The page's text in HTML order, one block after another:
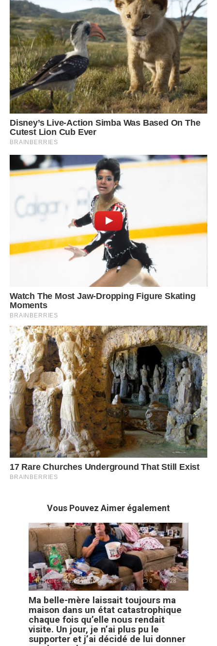
Vous Pouvez Aimer également
Histoires Intéressantes 0 28
Ma belle-mère laissait toujours ma
maison dans un état catastrophique
chaque fois qu’elle nous rendait
visite. Un jour, je n’ai plus pu le
supporter et j’ai décidé de lui donner